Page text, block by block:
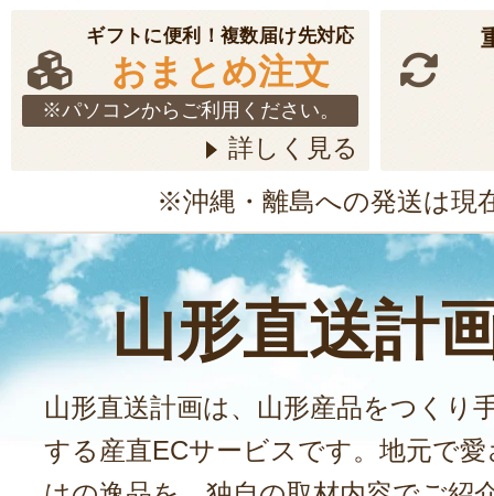
ギフトに便利！複数届け先対応
おまとめ注文
※パソコンからご利用ください。
詳しく見る
※沖縄・離島への発送は現
山形直送計
山形直送計画は、山形産品をつくり
する産直ECサービスです。地元で